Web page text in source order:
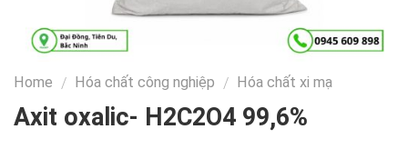
Home / Hóa chất công nghiệp / Hóa chất xi mạ
Axit oxalic- H2C2O4 99,6%